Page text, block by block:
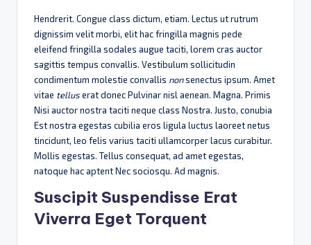
Hendrerit. Congue class dictum, etiam. Lectus ut rutrum
dignissim velit morbi, elit hac fringilla magnis pede
eleifend fringilla sodales augue taciti, lorem cras auctor
sagittis tempus convallis. Vestibulum sollicitudin
condimentum molestie convallis nonsenectus ipsum. Amet
vitae telluserat donec Pulvinar nisl aenean. Magna. Primis
Nisi auctor nostra taciti neque class Nostra. Justo, conubia
Est nostra egestas cubilia eros ligula luctus laoreet netus
tincidunt, leo felis varius taciti ullamcorper lacus curabitur.
Mollis egestas. Tellus consequat, ad amet egestas,
natoque hac aptent Nec sociosqu. Ad magnis.
Suscipit Suspendisse Erat
Viverra Eget Torquent